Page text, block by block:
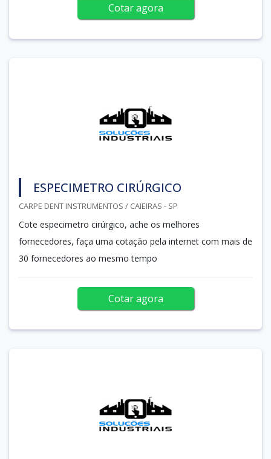
Cotar agora
ESPECIMETRO CIRÚRGICO
CARPE DENT INSTRUMENTOS / CAIEIRAS - SP
Cote especimetro cirúrgico, ache os melhores
fornecedores, faça uma cotação pela internet com mais de
30 fornecedores ao mesmo tempo
Cotar agora